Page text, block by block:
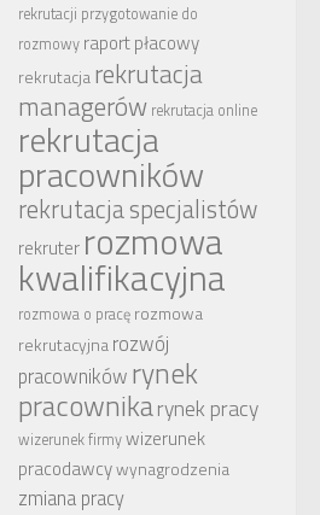
rekrutacji przygotowanie do
rozmowy raport płacowy
rekrutacjarekrutacja
managerów rekrutacja online
rekrutacja
pracowników
rekrutacja specjalistów
rekruter rozmowa
kwalifikacyjna
rozmowa o pracę rozmowa
rekrutacyjnarozwój
pracowników rynek
pracownikarynek pracy
wizerunek firmywizerunek
pracodawcywynagrodzenia
zmiana pracy